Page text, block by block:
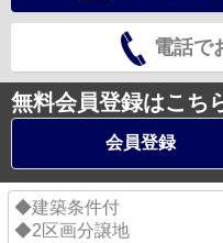
電話で
無料会員登録はこち
会員登録
◆建築条件付
◆2区画分譲地